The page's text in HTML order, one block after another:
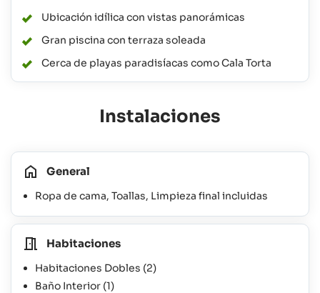
Ubicación idílica con vistas panorámicas
Gran piscina con terraza soleada
Cerca de playas paradisíacas como Cala Torta
Instalaciones
General
Ropa de cama, Toallas, Limpieza final incluidas
Habitaciones
Habitaciones Dobles (2)
Baño Interior (1)